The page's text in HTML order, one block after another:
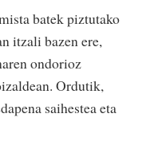
batek piztutako
itzali bazen ere,
ondorioz
Ordutik,
saihestea eta